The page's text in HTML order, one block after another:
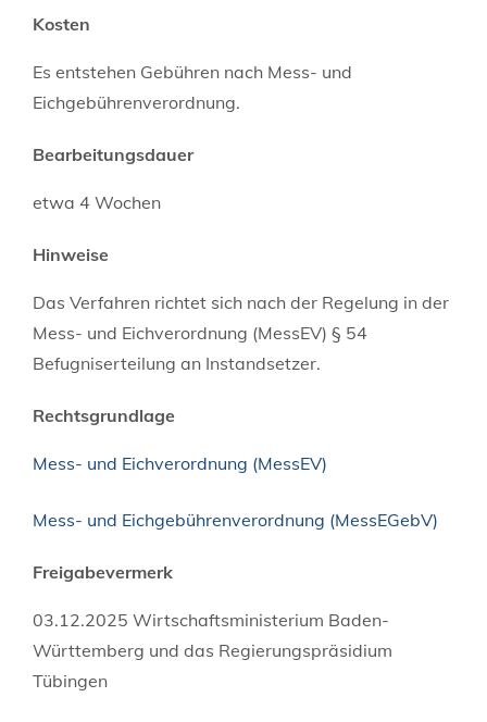
Kosten
Es entstehen Gebühren nach Mess- und
Eichgebührenverordnung.
Bearbeitungsdauer
etwa 4 Wochen
Hinweise
Das Verfahren richtet sich nach der Regelung in der
Mess- und Eichverordnung (MessEV) § 54
Befugniserteilung an Instandsetzer.
Rechtsgrundlage
Mess- und Eichverordnung (MessEV)
Mess- und Eichgebührenverordnung (MessEGebV)
Freigabevermerk
03.12.2025 Wirtschaftsministerium Baden-
Württemberg und das Regierungspräsidium
Tübingen